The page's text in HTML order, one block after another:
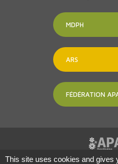
MDPH
ARS
FÉDÉRATION
This site uses cookies and gives